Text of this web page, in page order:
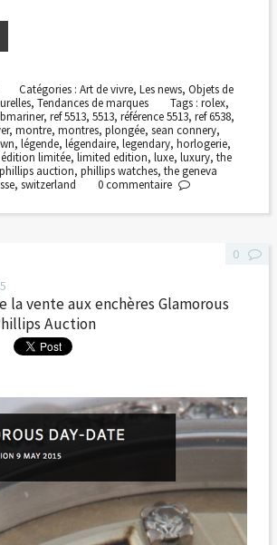
Catégories : Art de vivre, Les news, Objets de
, Tendances de marques Tags :rolex,
, ref 5513, 5513, référence 5513, ref 6538,
, montre, montres, plongée, sean connery,
, légende, légendaire, legendary, horlogerie,
édition limitée, limited edition, luxe, luxury, the
phillips auction, phillips watches, the geneva
, switzerland 0commentaire
la vente aux enchères Glamorous
Auction
0